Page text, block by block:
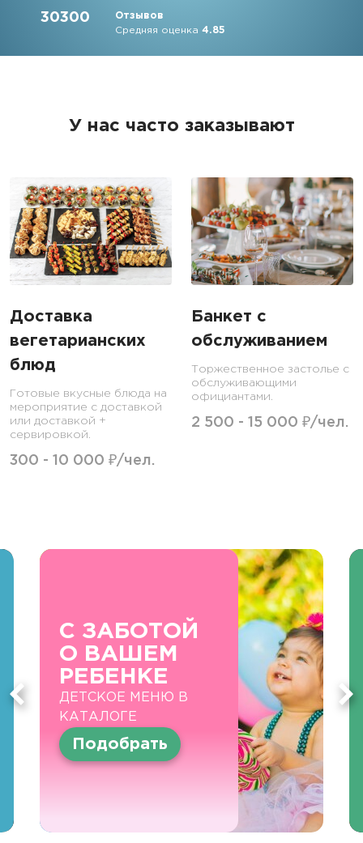
30300
Отзывов
Средняя оценка4.85
У нас часто заказывают
Доставка
вегетарианских
блюд
Готовые вкусные блюда на
мероприятие с доставкой
или доставкой +
сервировкой.
300 - 10 000 ₽/чел.
Банкет с
обслуживанием
Торжественное застолье с
обслуживающими
официантами.
2 500 - 15 000 ₽/чел.
С ЗАБОТОЙ
О ВАШЕМ
РЕБЕНКЕ
ДЕТСКОЕ МЕНЮ В
КАТАЛОГЕ
Подобрать